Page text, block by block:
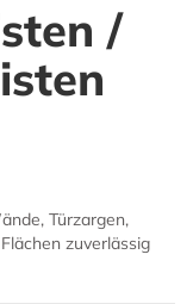
/
Türzargen,
zuverlässig